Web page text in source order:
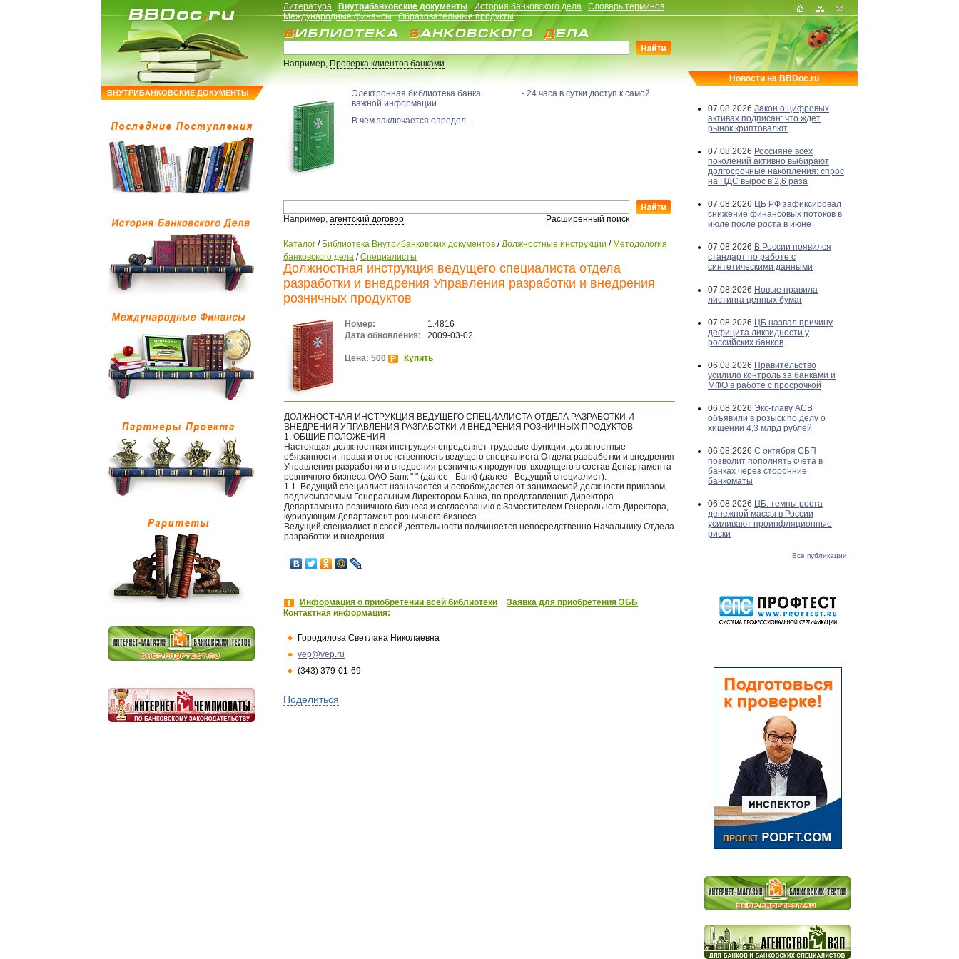
ВНУТРИБАНКОВСКИЕ ДОКУМЕНТЫ
Литература Внутрибанковские документы История банковского дела
Словарь терминов
Международные финансы
Образовательные продукты
Например,Проверка клиентов банками
Электронная библиотека банка - 24 часа в сутки доступ к самой
важной информации
В чем заключается определ...
Например, агентский договор Расширенный поиск
Каталог / Библиотека Внутрибанковских документов /Должностные инструкции / Методология
банковского дела /Специалисты
Должностная инструкция ведущего специалиста отдела
разработки и внедрения Управления разработки и внедрения
розничных продуктов
Номер:
1.4816
Дата обновления:
2009-03-02
Цена: 500 Купить
ДОЛЖНОСТНАЯ ИНСТРУКЦИЯ ВЕДУЩЕГО СПЕЦИАЛИСТА ОТДЕЛА РАЗРАБОТКИ И
ВНЕДРЕНИЯ УПРАВЛЕНИЯ РАЗРАБОТКИ И ВНЕДРЕНИЯ РОЗНИЧНЫХ ПРОДУКТОВ
1. ОБЩИЕ ПОЛОЖЕНИЯ
Настоящая должностная инструкция определяет трудовые функции, должностные
обязанности, права и ответственность ведущего специалиста Отдела разработки и внедрения
Управления разработки и внедрения розничных продуктов, входящего в состав Департамента
розничного бизнеса ОАО Банк " " (далее - Банк) (далее - Ведущий специалист).
1.1. Ведущий специалист назначается и освобождается от занимаемой должности приказом,
подписываемым Генеральным Директором Банка, по представлению Директора
Департамента розничного бизнеса и согласованию с Заместителем Генерального Директора,
курирующим Департамент розничного бизнеса.
Ведущий специалист в своей деятельности подчиняется непосредственно Начальнику Отдела
разработки и внедрения.
Информация о приобретении всей библиотеки
Заявка для приобретения ЭББ
Контактная информация:
Городилова Светлана Николаевна
vep@vep.ru
(343) 379-01-69
Поделиться
Новости на BBDoc.ru
07.08.2026 Закон о цифровых
активах подписан: что ждет
рынок криптовалют
07.08.2026 Россияне всех
поколений активно выбирают
долгосрочные накопления: спрос
на ПДС вырос в 2,6 раза
07.08.2026 ЦБ РФ зафиксировал
снижение финансовых потоков в
июле после роста в июне
07.08.2026 В России появился
стандарт по работе с
синтетическими данными
07.08.2026 Новые правила
листинга ценных бумаг
07.08.2026 ЦБ назвал причину
дефицита ликвидности у
российских банков
06.08.2026 Правительство
усилило контроль за банками и
МФО в работе с просрочкой
06.08.2026 Экс-главу АСВ
объявили в розыск по делу о
хищении 4,3 млрд рублей
06.08.2026 С октября СБП
позволит пополнять счета в
банках через сторонние
банкоматы
06.08.2026 ЦБ: темпы роста
денежной массы в России
усиливают проинфляционные
риски
Все публикации